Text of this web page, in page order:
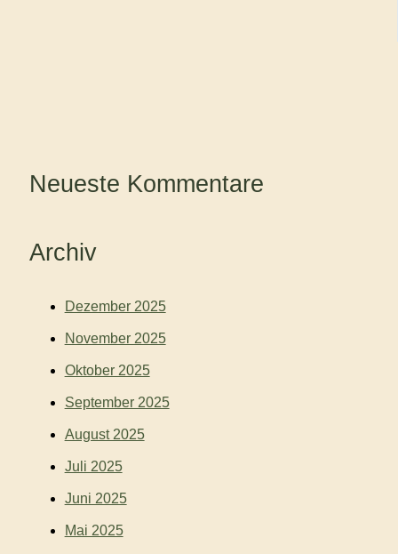
Neueste Kommentare
Archiv
Dezember 2025
November 2025
Oktober 2025
September 2025
August 2025
Juli 2025
Juni 2025
Mai 2025